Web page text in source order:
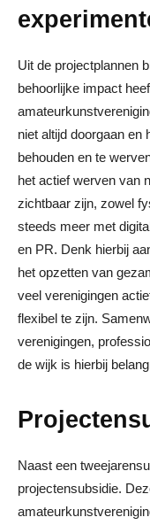
Uit de projectplannen
behoorlijke impact
niet altijd doorgaan
behouden en te
het actief werven van
zichtbaar zijn, zowel
steeds meer met
en PR. Denk hierbij
het opzetten van
veel verenigingen
flexibel te zijn.
verenigingen,
de wijk is hierbij
Naast een
projectensubsidie.